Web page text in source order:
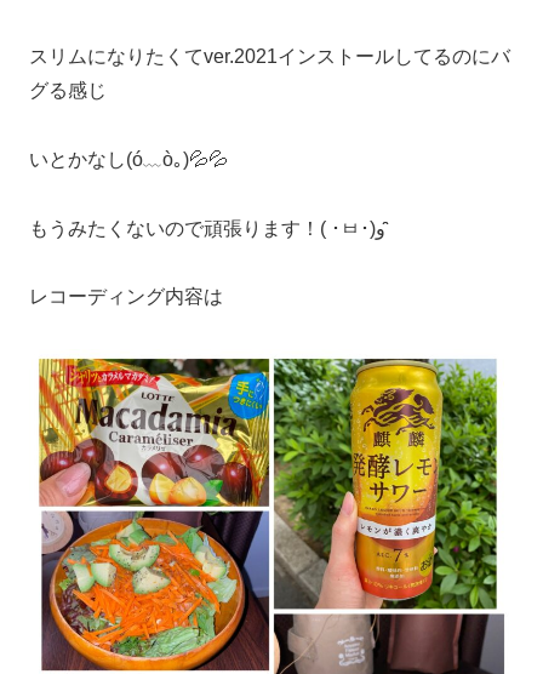
スリムになりたくてver.2021インストールしてるのにバ
グる感じ
いとかなし(ó﹏ò｡)💦💦
もうみたくないので頑張ります！( ･ㅂ･)و ̑̑
レコーディング内容は